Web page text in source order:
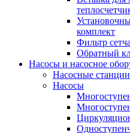
комплект
Фильтр
Обратный
Насосы и насосное
Насосные станции
Насосы